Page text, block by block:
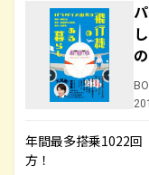
年間最多搭乗1022回
方！